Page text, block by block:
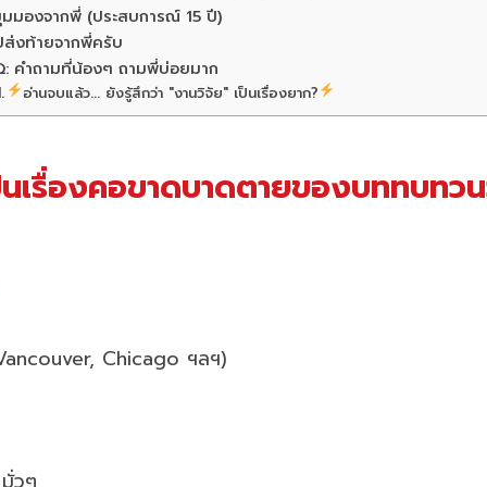
มองจากพี่ (ประสบการณ์ 15 ปี)
งท้ายจากพี่ครับ
คำถามที่น้องๆ ถามพี่บ่อยมาก
อ่านจบแล้ว... ยังรู้สึกว่า "งานวิจัย" เป็นเรื่องยาก?
นเรื่องคอขาดบาดตายของบททบทว
Chicago ฯลฯ)
วๆ